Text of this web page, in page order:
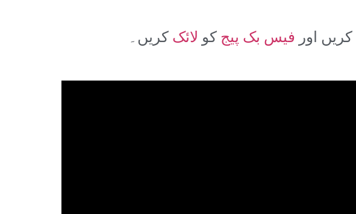
کریں اورفیس بک پیجکولائککریں۔